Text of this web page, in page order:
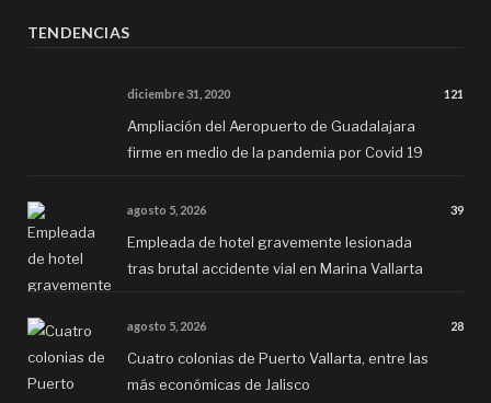
TENDENCIAS
diciembre 31, 2020 121
Ampliación del Aeropuerto de Guadalajara
firme en medio de la pandemia por Covid 19
agosto 5, 2026 39
Empleada de hotel gravemente lesionada
tras brutal accidente vial en Marina Vallarta
agosto 5, 2026 28
Cuatro colonias de Puerto Vallarta, entre las
más económicas de Jalisco